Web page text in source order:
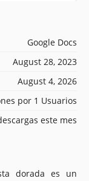
Google Docs
August 28, 2023
August 4, 2026
por 1 Usuarios
este mes
dorada es un